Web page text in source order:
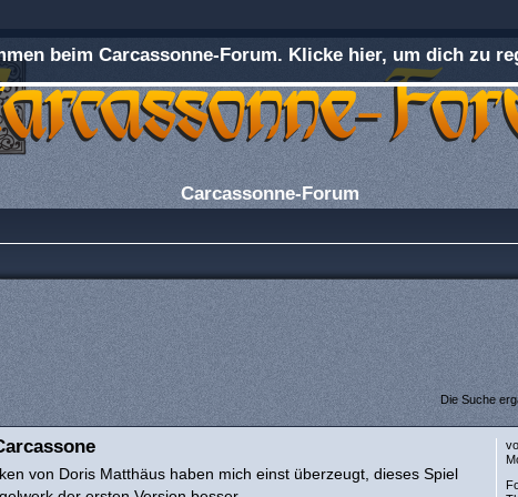
beim Carcassonne-Forum. Klicke hier, um dich zu
Carcassonne-Forum
Die Suche
von Doris Matthäus haben mich einst überzeugt, dieses Spiel